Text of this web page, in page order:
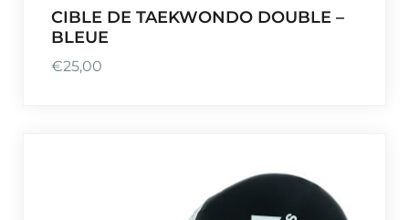
CIBLE DE TAEKWONDO DOUBLE –
BLEUE
€25,00